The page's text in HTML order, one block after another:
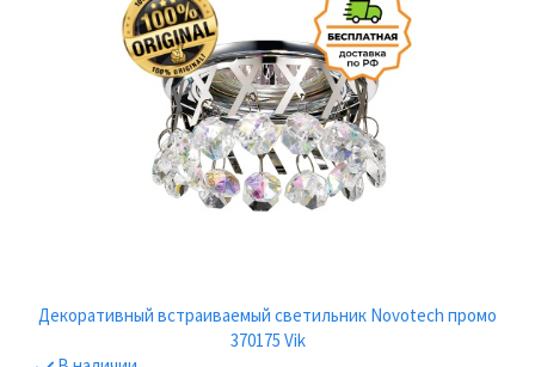
Декоративный встраиваемый светильник Novotech промо
370175 Vik